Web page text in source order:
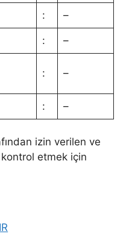
: –
: –
: –
: –
izin verilen ve
etmek için